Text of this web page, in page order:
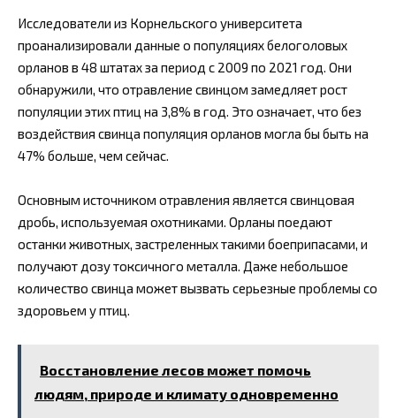
Исследователи из Корнельского университета
проанализировали данные о популяциях белоголовых
орланов в 48 штатах за период с 2009 по 2021 год. Они
обнаружили, что отравление свинцом замедляет рост
популяции этих птиц на 3,8% в год. Это означает, что без
воздействия свинца популяция орланов могла бы быть на
47% больше, чем сейчас.
Основным источником отравления является свинцовая
дробь, используемая охотниками. Орланы поедают
останки животных, застреленных такими боеприпасами, и
получают дозу токсичного металла. Даже небольшое
количество свинца может вызвать серьезные проблемы со
здоровьем у птиц.
Восстановление лесов может помочь
людям, природе и климату одновременно